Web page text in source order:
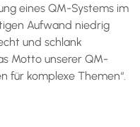
eines QM-Systems im
Aufwand niedrig
und schlank
Motto unserer QM-
für komplexe Themen“.